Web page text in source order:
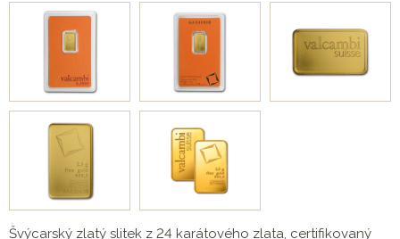
Švýcarský zlatý slitek z 24 karátového zlata, certifikovaný